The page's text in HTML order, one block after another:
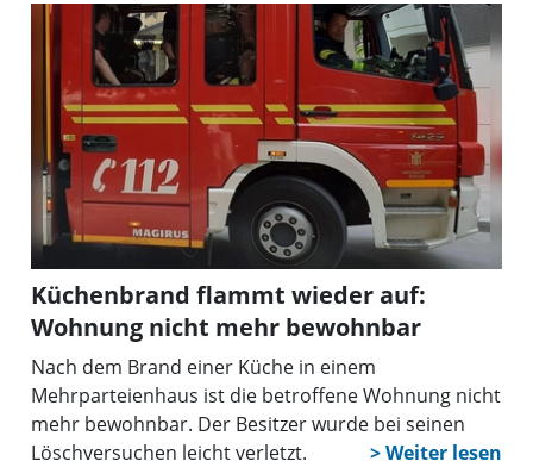
Küchenbrand flammt wieder auf:
Wohnung nicht mehr bewohnbar
Nach dem Brand einer Küche in einem
Mehrparteienhaus ist die betroffene Wohnung nicht
mehr bewohnbar. Der Besitzer wurde bei seinen
Löschversuchen leicht verletzt.